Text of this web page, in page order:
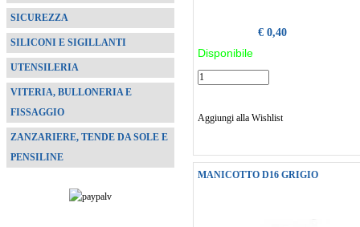
SICUREZZA
SILICONI E SIGILLANTI
UTENSILERIA
VITERIA, BULLONERIA E
FISSAGGIO
ZANZARIERE, TENDE DA SOLE E
PENSILINE
€ 0,40
Disponibile
Aggiungi alla Wishlist
MANICOTTO D16 GRIGIO